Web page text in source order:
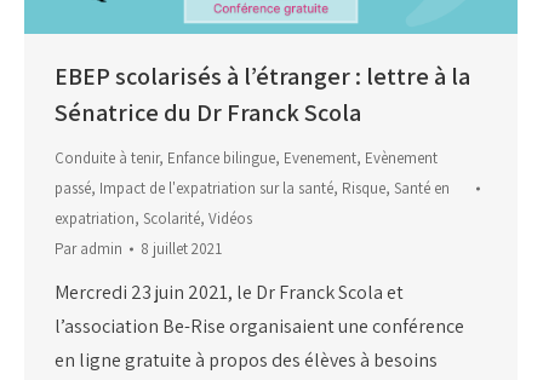
EBEP scolarisés à l’étranger : lettre à la
Sénatrice du Dr Franck Scola
Conduite à tenir, Enfance bilingue, Evenement, Evènement
passé, Impact de l'expatriation sur la santé, Risque, Santé en
expatriation, Scolarité, Vidéos
Paradmin 8 juillet 2021
Mercredi 23 juin 2021, le Dr Franck Scola et
l’association Be-Rise organisaient une conférence
en ligne gratuite à propos des élèves à besoins